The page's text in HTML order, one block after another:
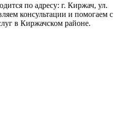
по адресу: г. Киржач, ул.
консультации и помогаем с
в Киржачском районе.